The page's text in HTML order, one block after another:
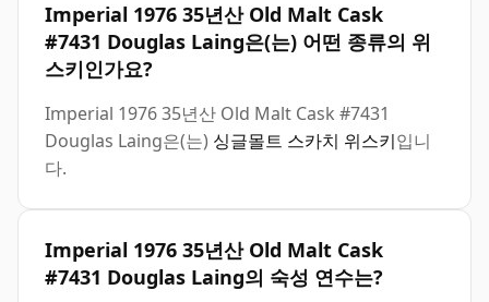
Imperial 1976 35년산 Old Malt Cask
#7431 Douglas Laing은(는) 어떤 종류의 위
스키인가요?
Imperial 1976 35년산 Old Malt Cask #7431
Douglas Laing은(는) 싱글몰트 스카치 위스키입니
다.
Imperial 1976 35년산 Old Malt Cask
#7431 Douglas Laing의 숙성 연수는?